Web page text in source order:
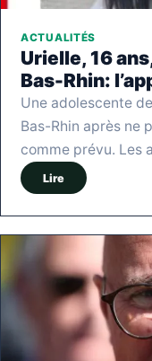
ACTUALITÉS
Urielle, 16
Bas-Rhin:
Une adolescente
Bas-Rhin après ne
comme prévu. Les
Lire